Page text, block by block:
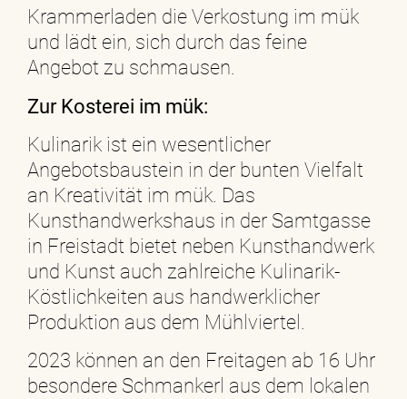
Krammerladen die Verkostung im mük
und lädt ein, sich durch das feine
Angebot zu schmausen.
Zur Kosterei im mük:
Kulinarik ist ein wesentlicher
Angebotsbaustein in der bunten Vielfalt
an Kreativität im mük. Das
Kunsthandwerkshaus in der Samtgasse
in Freistadt bietet neben Kunsthandwerk
und Kunst auch zahlreiche Kulinarik-
Köstlichkeiten aus handwerklicher
Produktion aus dem Mühlviertel.
2023 können an den Freitagen ab 16 Uhr
besondere Schmankerl aus dem lokalen